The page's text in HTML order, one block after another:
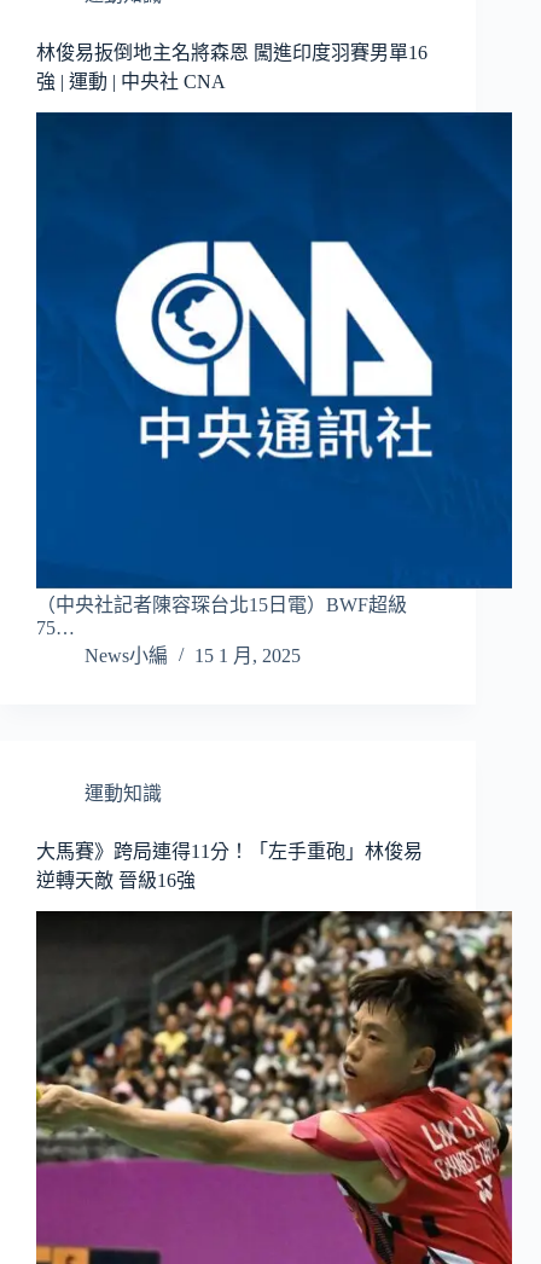
林俊易扳倒地主名將森恩 闖進印度羽賽男單16
強 | 運動 | 中央社 CNA
（中央社記者陳容琛台北15日電）BWF超級
75…
News小編
15 1 月, 2025
運動知識
大馬賽》跨局連得11分！「左手重砲」林俊易
逆轉天敵 晉級16強